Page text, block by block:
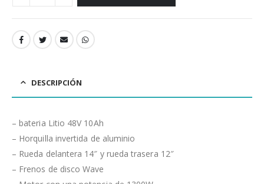
DESCRIPCIÓN
– bateria Litio 48V 10Ah
– Horquilla invertida de aluminio
– Rueda delantera 14″ y rueda trasera 12″
– Frenos de disco Wave